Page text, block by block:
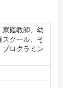
家庭教師、幼
スクール、そ
プログラミン